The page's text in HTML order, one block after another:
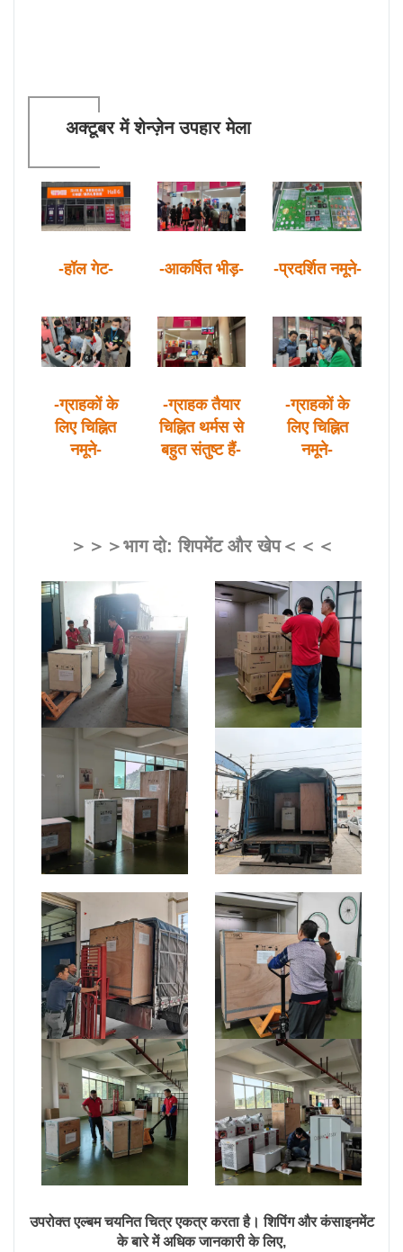
अक्टूबर में शेन्ज़ेन उपहार मेला
-हॉल गेट- -आकर्षित भीड़- -प्रदर्शित नमूने-
-ग्राहकों के
लिए चिह्नित
नमूने-
-ग्राहक तैयार
चिह्नित थर्मस से
बहुत संतुष्ट हैं-
-ग्राहकों के
लिए चिह्नित
नमूने-
＞＞＞भाग दो: शिपमेंट और खेप＜＜＜
उपरोक्त एल्बम चयनित चित्र एकत्र करता है। शिपिंग और कंसाइनमेंट
के बारे में अधिक जानकारी के लिए,